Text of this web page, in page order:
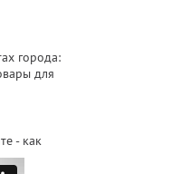
города:
для
- как